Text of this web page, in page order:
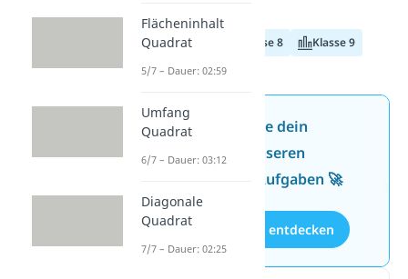
Klasse 7 Klasse 8 Klasse 9
Jetzt neu: Teste dein
Wissen mit unseren
kostenlosen Aufgaben 🚀
Aufgaben entdecken
Flächeninhalt
Quadrat
5/7 – Dauer: 02:59
Umfang
Quadrat
6/7 – Dauer: 03:12
Diagonale
Quadrat
7/7 – Dauer: 02:25